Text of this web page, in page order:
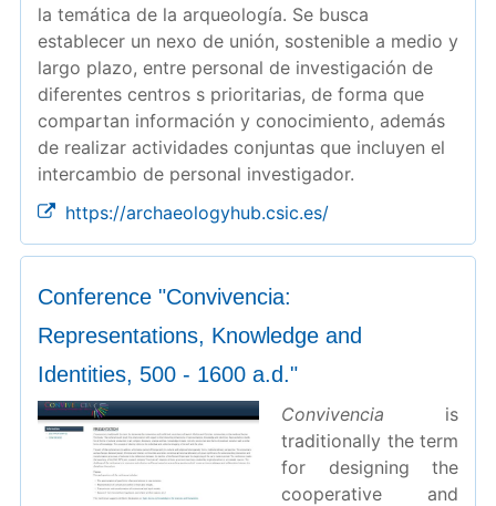
la temática de la arqueología. Se busca
establecer un nexo de unión, sostenible a medio y
largo plazo, entre personal de investigación de
diferentes centros s prioritarias, de forma que
compartan información y conocimiento, además
de realizar actividades conjuntas que incluyen el
intercambio de personal investigador.
https://archaeologyhub.csic.es/
Conference "Convivencia:
Representations, Knowledge and
Identities, 500 - 1600 a.d."
Convivencia is
traditionally the term
for designing the
cooperative and